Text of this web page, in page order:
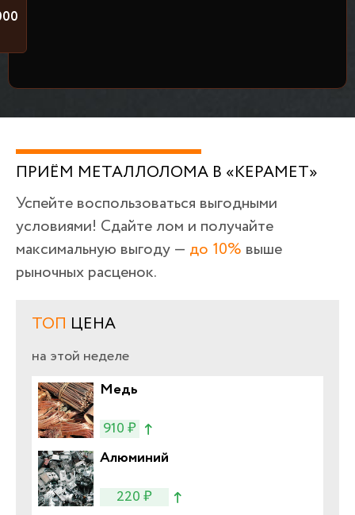
ПРИЁМ МЕТАЛЛОЛОМА В «КЕРАМЕТ»
Успейте воспользоваться выгодными
условиями! Сдайте лом и получайте
максимальную выгоду — до 10% выше
рыночных расценок.
ТОП ЦЕНА
на этой неделе
Медь
910 ₽
Алюминий
220 ₽